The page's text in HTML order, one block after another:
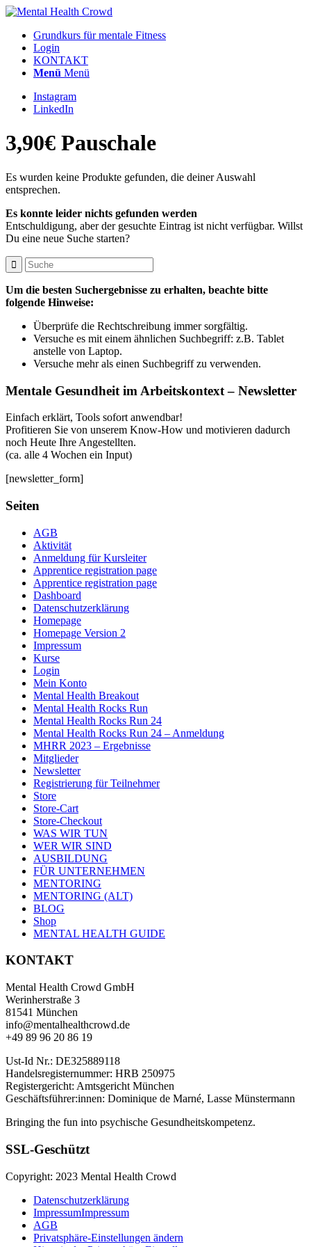
Grundkurs für mentale Fitness
Login
KONTAKT
Menü Menü
Instagram
LinkedIn
3,90€ Pauschale
Es wurden keine Produkte gefunden, die deiner Auswahl
entsprechen.
Es konnte leider nichts gefunden werden
Entschuldigung, aber der gesuchte Eintrag ist nicht verfügbar. Willst
Du eine neue Suche starten?
Um die besten Suchergebnisse zu erhalten, beachte bitte
folgende Hinweise:
Überprüfe die Rechtschreibung immer sorgfältig.
Versuche es mit einem ähnlichen Suchbegriff: z.B. Tablet
anstelle von Laptop.
Versuche mehr als einen Suchbegriff zu verwenden.
Mentale Gesundheit im Arbeitskontext – Newsletter
Einfach erklärt, Tools sofort anwendbar!
Profitieren Sie von unserem Know-How und motivieren dadurch
noch Heute Ihre Angestellten.
(ca. alle 4 Wochen ein Input)
[newsletter_form]
Seiten
AGB
Aktivität
Anmeldung für Kursleiter
Apprentice registration page
Apprentice registration page
Dashboard
Datenschutzerklärung
Homepage
Homepage Version 2
Impressum
Kurse
Login
Mein Konto
Mental Health Breakout
Mental Health Rocks Run
Mental Health Rocks Run 24
Mental Health Rocks Run 24 – Anmeldung
MHRR 2023 – Ergebnisse
Mitglieder
Newsletter
Registrierung für Teilnehmer
Store
Store-Cart
Store-Checkout
WAS WIR TUN
WER WIR SIND
AUSBILDUNG
FÜR UNTERNEHMEN
MENTORING
MENTORING (ALT)
BLOG
Shop
MENTAL HEALTH GUIDE
KONTAKT
Mental Health Crowd GmbH
Werinherstraße 3
81541 München
info@mentalhealthcrowd.de
+49 89 96 20 86 19
Ust-Id Nr.: DE325889118
Handelsregisternummer: HRB 250975
Registergericht: Amtsgericht München
Geschäftsführer:innen: Dominique de Marné, Lasse Münstermann
Bringing the fun into psychische Gesundheitskompetenz.
SSL-Geschützt
Copyright: 2023 Mental Health Crowd
Datenschutzerklärung
ImpressumImpressum
AGB
Privatsphäre-Einstellungen ändern